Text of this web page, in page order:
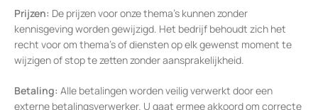
Prijzen: De prijzen voor onze thema’s kunnen zonder
kennisgeving worden gewijzigd. Het bedrijf behoudt zich het
recht voor om thema’s of diensten op elk gewenst moment te
wijzigen of stop te zetten zonder aansprakelijkheid.
Betaling: Alle betalingen worden veilig verwerkt door een
externe betalingsverwerker. U gaat ermee akkoord om correcte